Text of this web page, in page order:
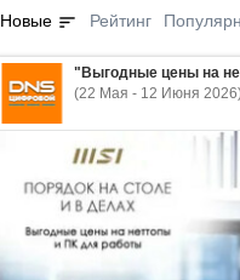
Новые sort Рейтинг
"Выгодные цены на
(22 Мая - 12 Июня